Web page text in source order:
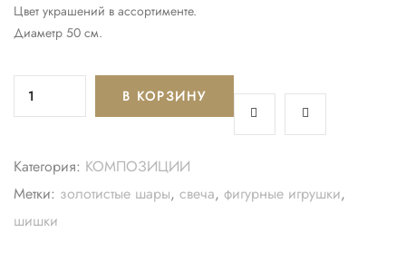
Цвет украшений в ассортименте.
Диаметр 50 см.
В КОРЗИНУ
Категория: КОМПОЗИЦИИ
Метки: золотистые шары, свеча, фигурные игрушки,
шишки